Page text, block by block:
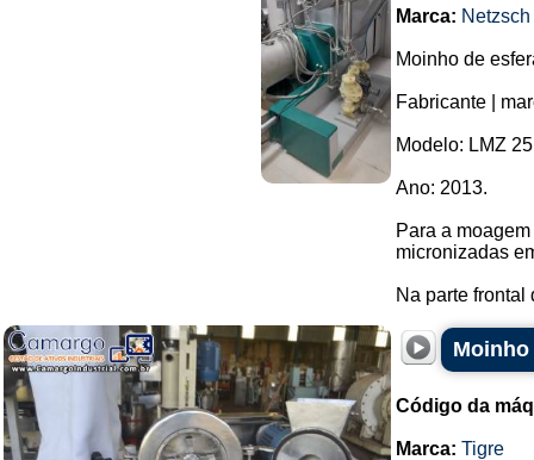
Marca: Netzsch
Moinho de
Fabricante |
Modelo: LMZ
Ano: 2013.
Para a
micronizadas
Na parte frontal
Código da
Marca: Tigre